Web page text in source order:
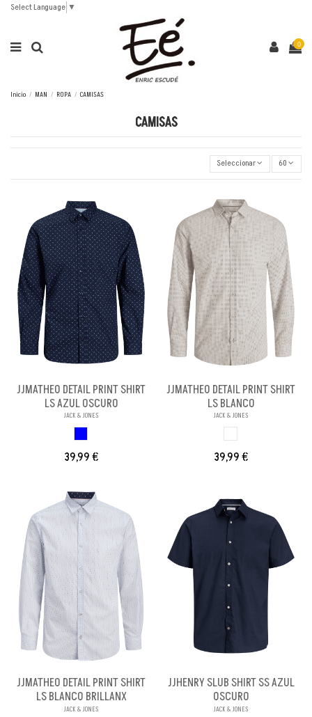
Select Language ▼
0
Inicio MAN ROPA CAMISAS
CAMISAS
Seleccionar 60
JJMATHEO DETAIL PRINT SHIRT
LS AZUL OSCURO
JACK & JONES
39,99 €
JJMATHEO DETAIL PRINT SHIRT
LS BLANCO
JACK & JONES
39,99 €
JJMATHEO DETAIL PRINT SHIRT
LS BLANCO BRILLANX
JACK & JONES
JJHENRY SLUB SHIRT SS AZUL
OSCURO
JACK & JONES